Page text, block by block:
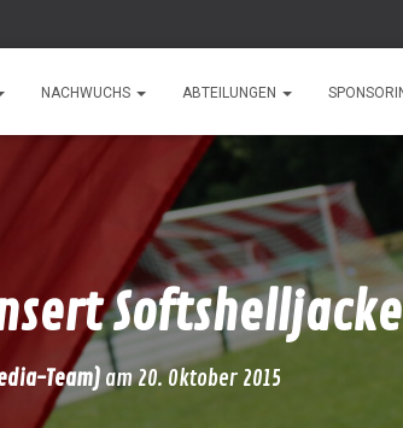
NACHWUCHS ABTEILUNGEN
Team)am20. Oktober 2015